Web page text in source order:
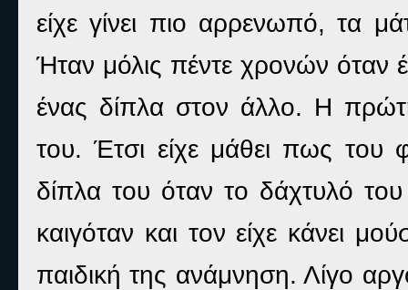
είχε γίνει πιο αρρενωπό, τα
Ήταν μόλις πέντε χρονών όταν
ένας δίπλα στον άλλο. Η
του. Έτσι είχε μάθει πως του
δίπλα του όταν το δάχτυλό του
καιγόταν και τον είχε κάνει
παιδική της ανάμνηση. Λίγο